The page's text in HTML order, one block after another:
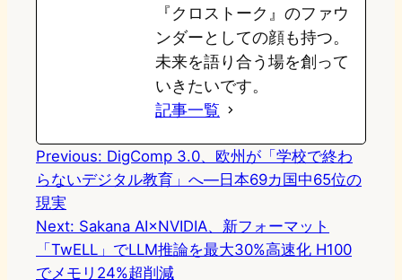
『クロストーク』のファウ
ンダーとしての顔も持つ。
未来を語り合う場を創って
いきたいです。
記事一覧
Previous: DigComp 3.0、欧州が「学校で終わ
らないデジタル教育」へ―日本69カ国中65位の
現実
Next: Sakana AI×NVIDIA、新フォーマット
「TwELL」でLLM推論を最大30%高速化 H100
でメモリ24%超削減